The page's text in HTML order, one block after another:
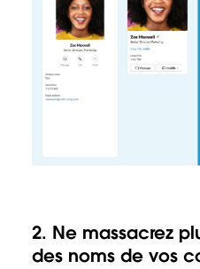
2. Ne massacrez
des noms de vos